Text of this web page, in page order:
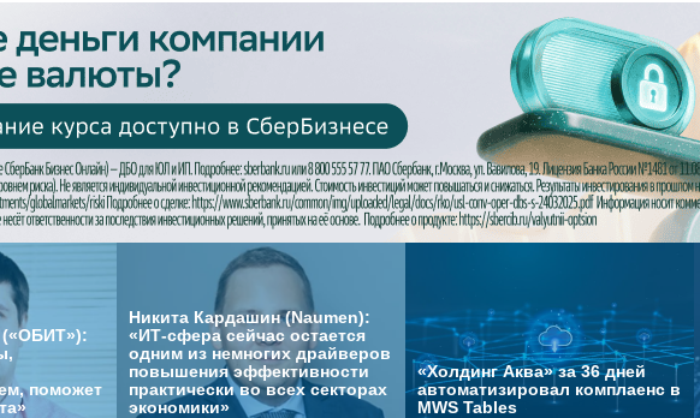
поможет
Никита Кардашин (Naumen):
«ИТ-сфера сейчас остается
одним из немногих драйверов
повышения эффективности
практически во всех секторах
экономики»
«Холдинг Аква» за 36 дней
автоматизировал комплаенс в
MWS Tables